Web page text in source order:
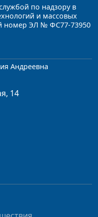
по надзору в
и массовых
номер ЭЛ № ФС77-73950
Андреевна
14